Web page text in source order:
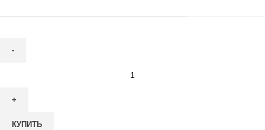
Септик
КУПИТЬ